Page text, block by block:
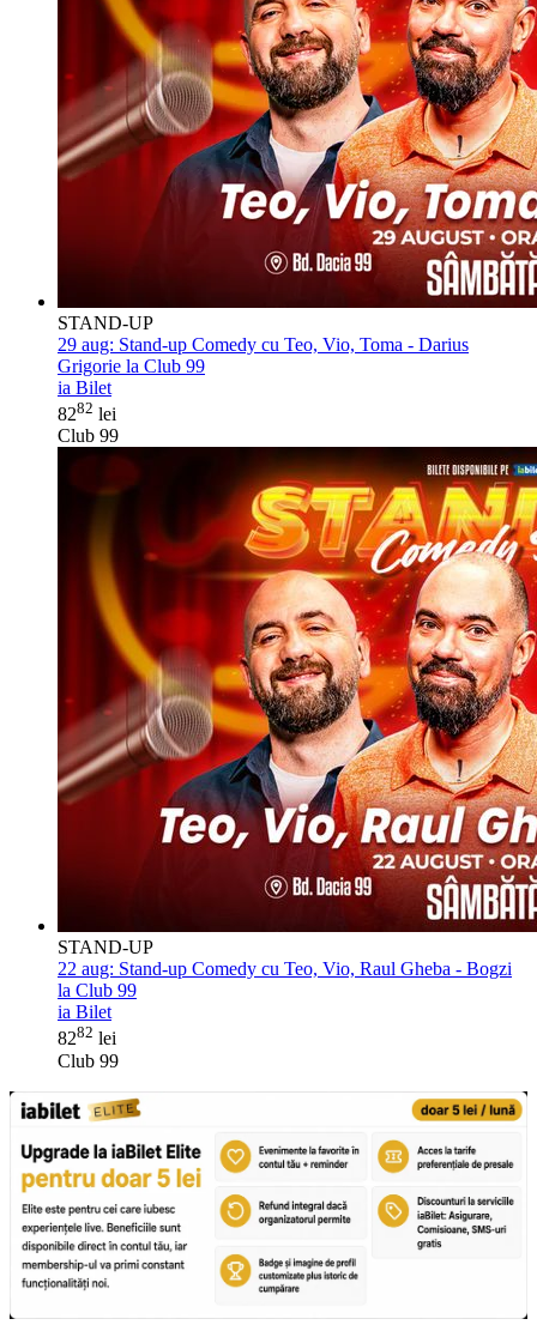
STAND-UP
29 aug: Stand-up Comedy cu Teo, Vio, Toma - Darius
Grigorie la Club 99
ia Bilet
8282 lei
Club 99
STAND-UP
22 aug: Stand-up Comedy cu Teo, Vio, Raul Gheba - Bogzi
la Club 99
ia Bilet
8282 lei
Club 99